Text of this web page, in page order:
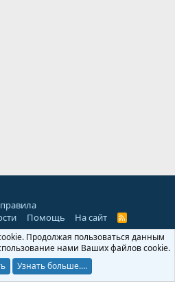
Помощь На сайт
R
S
Продолжая пользоваться данным
нами Ваших файлов cookie.
Узнать больше.…